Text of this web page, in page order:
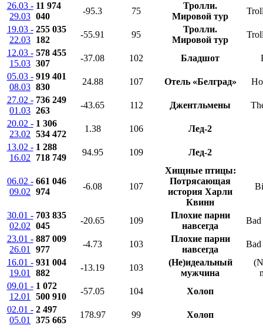
26.03 -
29.03
11 974
040
-95.3 75
Тролли.
Мировой тур
19.03 -
22.03
255 035
182
-55.91 95
Тролли.
Мировой тур
12.03 -
15.03
578 455
307
-37.08 102 Бладшот
05.03 -
08.03
919 401
830
24.88 107 Отель «Белград»
27.02 -
01.03
736 249
263
-43.65 112 Джентльмены
20.02 -
23.02
1 306
534 472
1.38 106
Лед-2
13.02 -
16.02
1 288
718 749
94.95 109 Лед-2
06.02 -
09.02
661 046
974
-6.08 107
Хищные птицы:
Потрясающая
история Харли
Квинн
30.01 -
02.02
703 835
045
-20.65 109
Плохие парни
навсегда
23.01 -
26.01
887 009
977
-4.73 103
Плохие парни
навсегда
16.01 -
19.01
931 004
882
-13.19 103
(Не)идеальный
мужчина
09.01 -
12.01
1 072
500 910
-57.05 104
Холоп
02.01 -
05.01
2 497
375 665
178.97 99 Холоп